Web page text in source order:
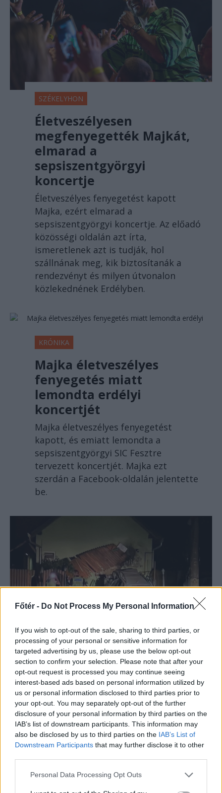
Főtér - Do Not Process My Personal Information
If you wish to opt-out of the sale, sharing to third parties, or
processing of your personal or sensitive information for
targeted advertising by us, please use the below opt-out
section to confirm your selection. Please note that after your
opt-out request is processed you may continue seeing
interest-based ads based on personal information utilized by
us or personal information disclosed to third parties prior to
your opt-out. You may separately opt-out of the further
disclosure of your personal information by third parties on the
IAB’s list of downstream participants. This information may
also be disclosed by us to third parties on the IAB’s List of
Downstream Participants that may further disclose it to other
Personal Data Processing Opt Outs
SZÉKELYHON
Életveszélyesen
megfenyegették Majkát,
elmarad a
sepsiszentgyörgyi
koncertje
Életveszélyes fenyegetést kapott
Majka, ezért elmarad a
sepsiszentgyörgyi koncertje. Az előadó
közösségi oldalán azt írta,
ismeretlenek azt is tudják, hol
szállnának meg, kik biztosítanák a
rendezvényt és milyen útvonalon
közlekednének Erdélyben.
KRÓNIKA
Majka életveszélyes
fenyegetés miatt
lemondta erdélyi
koncertjét
Majka életveszélyes fenyegetést
kapott, és emiatt lemondta a
sepsiszentgyörgyi SIC Fesztre
tervezett koncertjét. Majka ezt
szerdán a Facebook-oldalán jelentette
be.
SZÉKELYHON
Jogosítvány nélkül, ittasan
hajtott háznak egy
csíkszeredai férfi
Épületnek ütközött autójával kedden
késő este egy 30 éves csíkszeredai
jogosítványa sem volt.